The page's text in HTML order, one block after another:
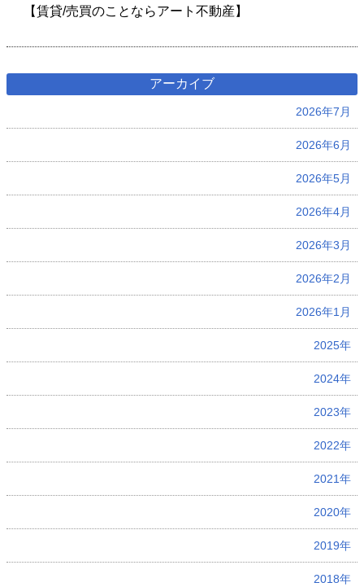
【賃貸/売買のことならアート不動産】
アーカイブ
2026年7月
2026年6月
2026年5月
2026年4月
2026年3月
2026年2月
2026年1月
2025年
2024年
2023年
2022年
2021年
2020年
2019年
2018年